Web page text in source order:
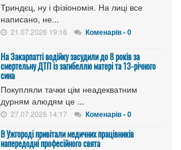
Триндєц, ну і фізіономія. На лиці все
написано, не...
21.07.2026 19:16 Коменарів - 0
На Закарпатті водійку засудили до 8 років за
смертельну ДТП із загибеллю матері та 13-річного
сина
Покупляли тачки цім неадекватним
дурням алюдям це ...
27.07.2026 14:17 Коменарів - 0
В Ужгороді привітали медичних працівників
напередодні професійного свята